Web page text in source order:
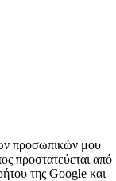
προσωπικών μου
προστατεύεται από
της Google και